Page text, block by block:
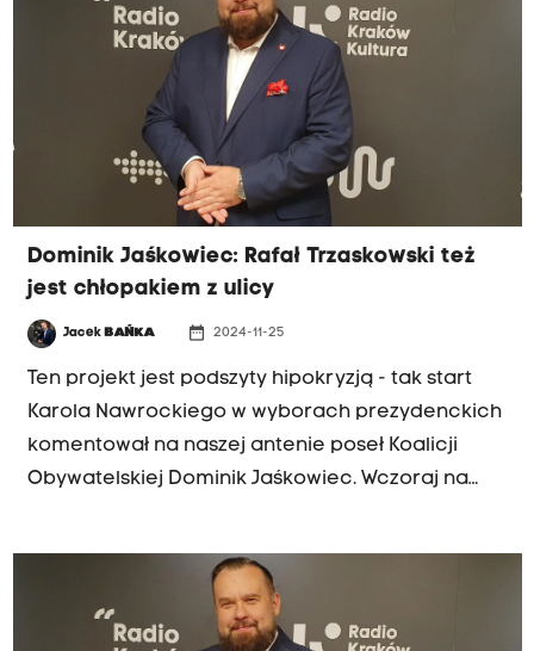
Dominik Jaśkowiec: Rafał Trzaskowski też
jest chłopakiem z ulicy
Jacek BAŃKA date_range 2024-11-25
Ten projekt jest podszyty hipokryzją - tak start
Karola Nawrockiego w wyborach prezydenckich
komentował na naszej antenie poseł Koalicji
Obywatelskiej Dominik Jaśkowiec. Wczoraj na
jego ugrupowanie poprze Nawrockiego jako
kandydata niezależnego. Wszyscy wiedzą, że to
kandydat partyjny PiS. Nie jest członkiem partii z